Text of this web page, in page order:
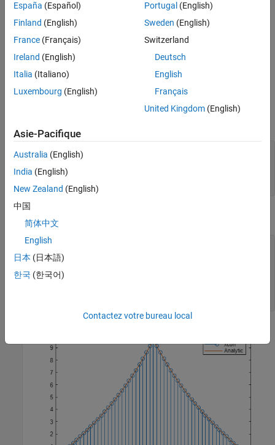
sample rate to simulate a continuous situation. The
autocorrelation function of the sequence
for
0
, with
, is
fs = 10;
dd = (1-a.^(2*(N-abs(nn))))/(1-a^2).*a.^abs(nn);
stem(lags,c);
hold on
xlabel('Lag'
España (Español)
Finland (English)
France (Français)
Ireland (English)
Italia (Italiano)
Luxembourg (English)
Portugal (English)
Sweden (English)
Switzerland
Deutsch
English
Français
United Kingdom(English)
Asie-Pacifique
Australia (English)
India (English)
New Zealand (English)
中国
简体中文
English
日本 (日本語)
한국 (한국어)
Contactez votre bureau local